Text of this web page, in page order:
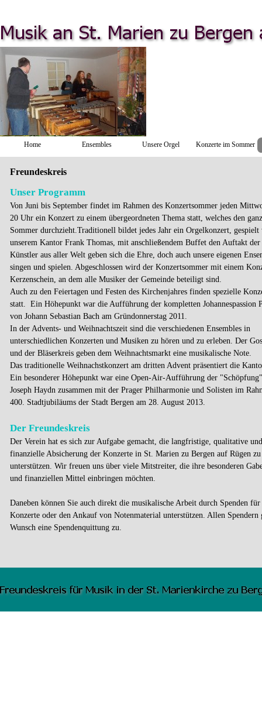
Home Ensembles ▼
Unsere Orgel Konzerte im Sommer
Freundeskreis
Unser Programm
Von Juni bis September findet im Rahmen des Konzertsommer jeden
20 Uhr ein Konzert zu einem übergeordneten Thema statt, welches den
Sommer durchzieht.Traditionell bildet jedes Jahr ein Orgelkonzert, gespielt
unserem Kantor Frank Thomas, mit anschließendem Buffet den Auftakt der
Künstler aus aller Welt geben sich die Ehre, doch auch unsere eigenen
singen und spielen. Abgeschlossen wird der Konzertsommer mit einem
Kerzenschein, an dem alle Musiker der Gemeinde beteiligt sind.
Auch zu den Feiertagen und Festen des Kirchenjahres finden spezielle
statt. Ein Höhepunkt war die Aufführung der kompletten Johannespassion
von Johann Sebastian Bach am Gründonnerstag 2011.
In der Advents- und Weihnachtszeit sind die verschiedenen Ensembles in
unterschiedlichen Konzerten und Musiken zu hören und zu erleben. Der
und der Bläserkreis geben dem Weihnachtsmarkt eine musikalische Note.
Das traditionelle Weihnachstkonzert am dritten Advent präsentiert die
Ein besonderer Höhepunkt war eine Open-Air-Aufführung der
Joseph Haydn zusammen mit der Prager Philharmonie und Solisten im
400. Stadtjubiläums der Stadt Bergen am 28. August 2013.
Der Freundeskreis
Der Verein hat es sich zur Aufgabe gemacht, die langfristige, qualitative und
finanzielle Absicherung der Konzerte in St. Marien zu Bergen auf Rügen zu
unterstützen. Wir freuen uns über viele Mitstreiter, die ihre besonderen
und finanziellen Mittel einbringen möchten.
Daneben können Sie auch direkt die musikalische Arbeit durch Spenden
Konzerte oder den Ankauf von Notenmaterial unterstützen. Allen Spendern
Wunsch eine Spendenquittung zu.